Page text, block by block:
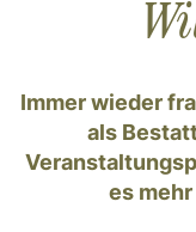
Immer wieder
als
es